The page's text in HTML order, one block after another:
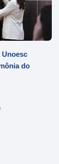
Unoesc
do